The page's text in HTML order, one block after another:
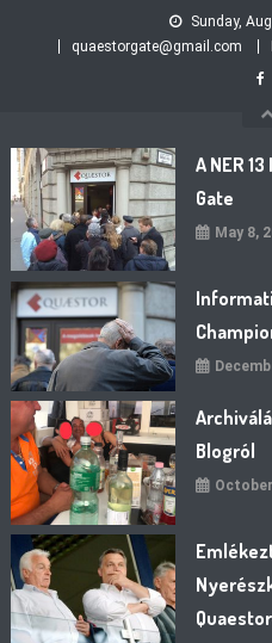
Sunday,
quaestorgate@gmail.com
A NER
Gate
May 8,
Blogról